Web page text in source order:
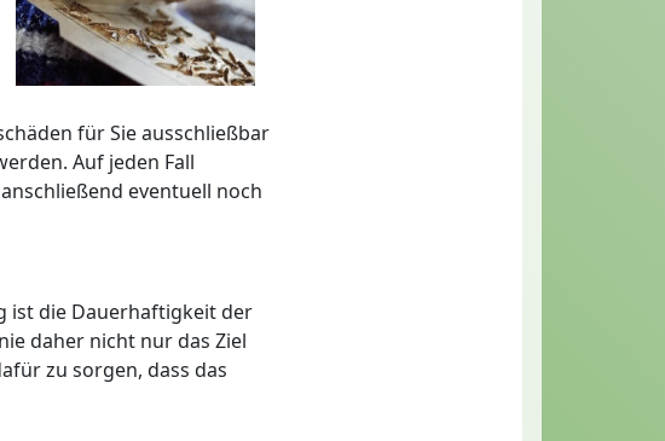
für Sie ausschließbar
Auf jeden Fall
eventuell noch
ist die Dauerhaftigkeit der
daher nicht nur das Ziel
zu sorgen, dass das